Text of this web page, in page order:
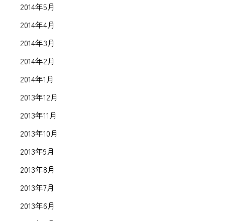
2014年5月
2014年4月
2014年3月
2014年2月
2014年1月
2013年12月
2013年11月
2013年10月
2013年9月
2013年8月
2013年7月
2013年6月